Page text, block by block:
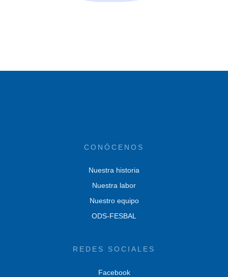
CONÓCENOS
Nuestra historia
Nuestra labor
Nuestro equipo
ODS-FESBAL
REDES SOCIALES
Facebook